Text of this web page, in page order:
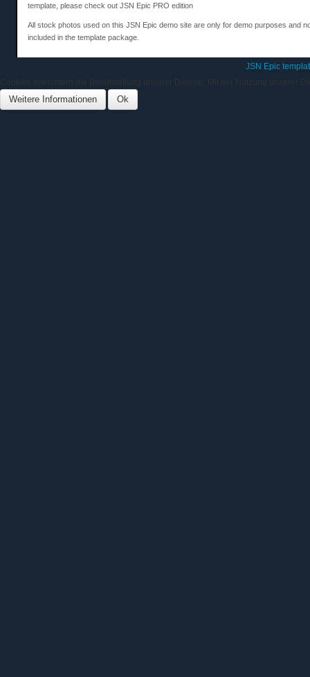
template, please check out JSN Epic PRO edition
All stock photos used on this JSN Epic demo site are only for demo purposes and
included in the template package.
JSN Epic
Cookies erleichtern die Bereitstellung unserer Dienste. Mit der Nutzung unserer
Weitere Informationen Ok